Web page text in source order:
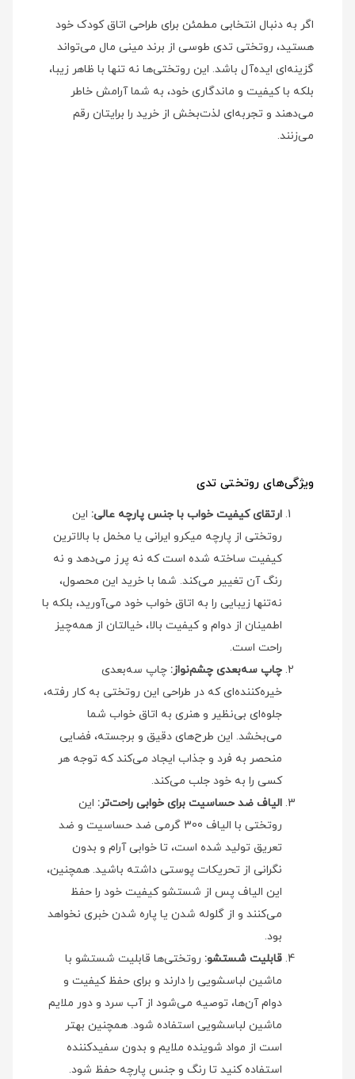
اگر به دنبال انتخابی مطمئن برای طراحی اتاق کودک خود
هستید، روتختی تدی طوسی از برند مینی‌ مال می‌تواند
گزینه‌ای ایده‌آل باشد. این روتختی‌ها نه تنها با ظاهر زیبا،
بلکه با کیفیت و ماندگاری خود، به شما آرامش خاطر
می‌دهند و تجربه‌ای لذت‌بخش از خرید را برایتان رقم
می‌زنند.
ویژگی‌های روتختی تدی
ارتقای کیفیت خواب با جنس پارچه عالی: این
روتختی از پارچه میکرو ایرانی یا مخمل با بالاترین
کیفیت ساخته شده است که نه پرز می‌دهد و نه
رنگ آن تغییر می‌کند. شما با خرید این محصول،
نه‌تنها زیبایی را به اتاق خواب خود می‌آورید، بلکه با
اطمینان از دوام و کیفیت بالا، خیالتان از همه‌چیز
راحت است.
چاپ سه‌بعدی چشم‌نواز: چاپ سه‌بعدی
خیره‌کننده‌ای که در طراحی این روتختی به کار رفته،
جلوه‌ای بی‌نظیر و هنری به اتاق خواب شما
می‌بخشد. این طرح‌های دقیق و برجسته، فضایی
منحصر به فرد و جذاب ایجاد می‌کند که توجه هر
کسی را به خود جلب می‌کند.
الیاف ضد حساسیت برای خوابی راحت‌تر: این
روتختی با الیاف 300 گرمی ضد حساسیت و ضد
تعریق تولید شده است، تا خوابی آرام و بدون
نگرانی از تحریکات پوستی داشته باشید. همچنین،
این الیاف پس از شستشو کیفیت خود را حفظ
می‌کنند و از گلوله شدن یا پاره شدن خبری نخواهد
بود.
قابلیت شستشو: روتختی‌ها قابلیت شستشو با
ماشین لباسشویی را دارند و برای حفظ کیفیت و
دوام آن‌ها، توصیه می‌شود از آب سرد و دور ملایم
ماشین لباسشویی استفاده شود. همچنین بهتر
است از مواد شوینده ملایم و بدون سفیدکننده
استفاده کنید تا رنگ و جنس پارچه حفظ شود.